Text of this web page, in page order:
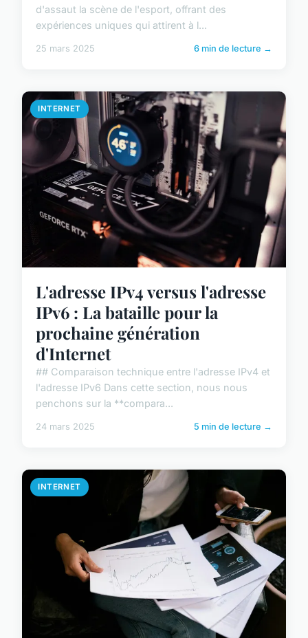
d'assaut la scène de l'esport, offrant des
expériences uniques qui attirent à l...
25 mars 2025 6 min de lecture →
INTERNET
L'adresse IPv4 versus l'adresse
IPv6 : La bataille pour la
prochaine génération
d'Internet
## Comparaison technique entre l'adresse IPv4 et
l'adresse IPv6 Dans cette section, nous nous
penchons sur la **compara...
24 mars 2025 5 min de lecture →
INTERNET